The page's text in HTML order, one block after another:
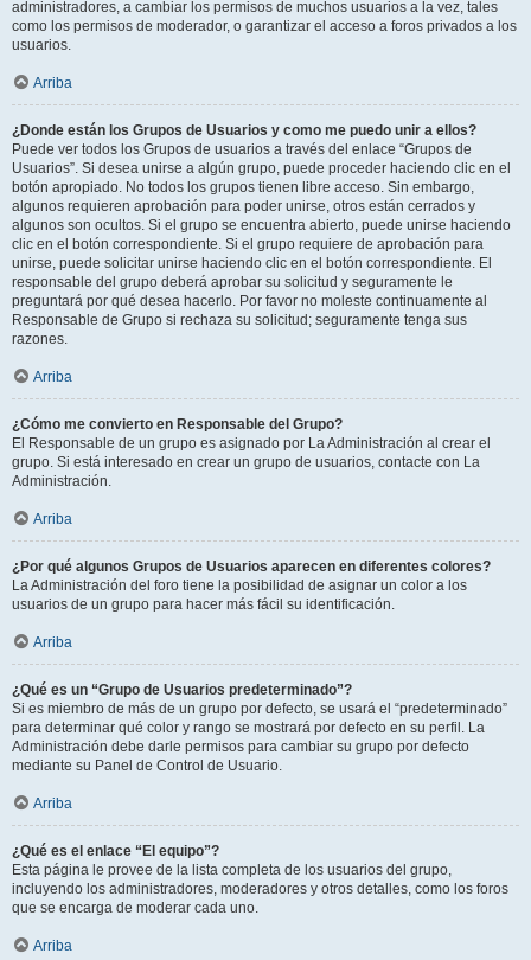
administradores, a cambiar los permisos de muchos usuarios a la vez, tales
como los permisos de moderador, o garantizar el acceso a foros privados a los
usuarios.
Arriba
¿Donde están los Grupos de Usuarios y como me puedo unir a ellos?
Puede ver todos los Grupos de usuarios a través del enlace “Grupos de
Usuarios”. Si desea unirse a algún grupo, puede proceder haciendo clic en el
botón apropiado. No todos los grupos tienen libre acceso. Sin embargo,
algunos requieren aprobación para poder unirse, otros están cerrados y
algunos son ocultos. Si el grupo se encuentra abierto, puede unirse haciendo
clic en el botón correspondiente. Si el grupo requiere de aprobación para
unirse, puede solicitar unirse haciendo clic en el botón correspondiente. El
responsable del grupo deberá aprobar su solicitud y seguramente le
preguntará por qué desea hacerlo. Por favor no moleste continuamente al
Responsable de Grupo si rechaza su solicitud; seguramente tenga sus
razones.
Arriba
¿Cómo me convierto en Responsable del Grupo?
El Responsable de un grupo es asignado por La Administración al crear el
grupo. Si está interesado en crear un grupo de usuarios, contacte con La
Administración.
Arriba
¿Por qué algunos Grupos de Usuarios aparecen en diferentes colores?
La Administración del foro tiene la posibilidad de asignar un color a los
usuarios de un grupo para hacer más fácil su identificación.
Arriba
¿Qué es un “Grupo de Usuarios predeterminado”?
Si es miembro de más de un grupo por defecto, se usará el “predeterminado”
para determinar qué color y rango se mostrará por defecto en su perfil. La
Administración debe darle permisos para cambiar su grupo por defecto
mediante su Panel de Control de Usuario.
Arriba
¿Qué es el enlace “El equipo”?
Esta página le provee de la lista completa de los usuarios del grupo,
incluyendo los administradores, moderadores y otros detalles, como los foros
que se encarga de moderar cada uno.
Arriba